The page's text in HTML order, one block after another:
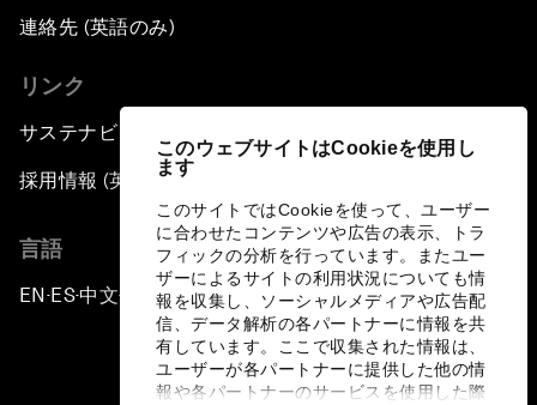
このウェブサイトはCookieを使用し
ます
このサイトではCookieを使って、ユーザー
に合わせたコンテンツや広告の表示、トラ
フィックの分析を行っています。またユー
ザーによるサイトの利用状況についても情
報を収集し、ソーシャルメディアや広告配
信、データ解析の各パートナーに情報を共
有しています。ここで収集された情報は、
ユーザーが各パートナーに提供した他の情
報や各パートナーのサービスを使用した際
連絡先 (英語のみ)
リンク
サステナビリティへの取り組み
採用情報 (英語のみ)
言語
EN ▪ES▪中文▪ 日本語